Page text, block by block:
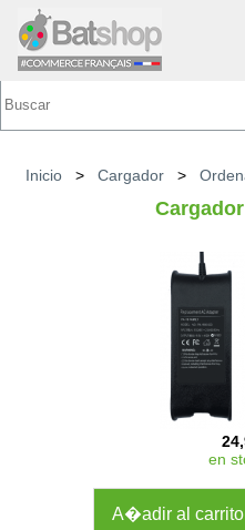
Inicio> Cargador>
en
A�adir al carrito